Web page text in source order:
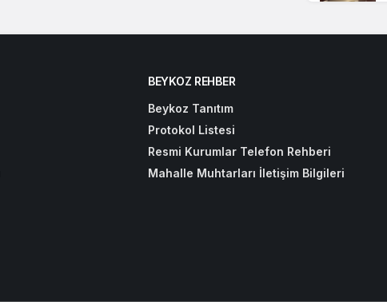
BEYKOZ REHBER
Beykoz Tanıtım
Protokol Listesi
Resmi Kurumlar Telefon Rehberi
Mahalle Muhtarları İletişim Bilgileri